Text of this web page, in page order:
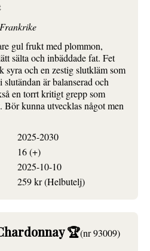
gul frukt med plommon,
sälta och inbäddade fat. Fet
syra och en zestig slutkläm som
är balanserad och
en torrt kritigt grepp som
Bör kunna utvecklas något men
2025-2030
16 (+)
2025-10-10
259 kr (Helbutelj)
🏆(nr 93009)